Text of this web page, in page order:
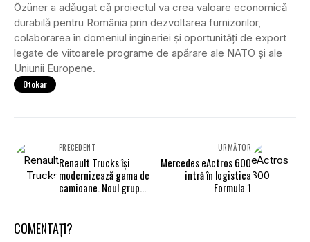
Özüner a adăugat că proiectul va crea valoare economică
durabilă pentru România prin dezvoltarea furnizorilor,
colaborarea în domeniul ingineriei și oportunități de export
legate de viitoarele programe de apărare ale NATO și ale
Uniunii Europene.
Otokar
PRECEDENT
Renault Trucks își
modernizează gama de
camioane. Noul grup
cu până la 4%
URMĂTOR
Mercedes eActros 600
intră în logistica
Formula 1
COMENTAȚI?